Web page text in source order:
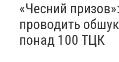
«Чесний
проводить
понад 100 ТЦК